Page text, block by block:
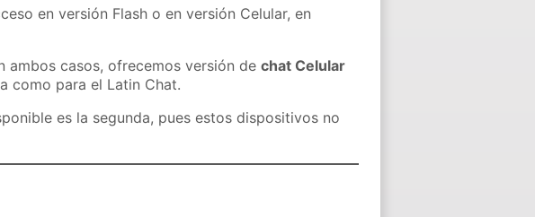
en versión Flash o en versión Celular, en
ambos casos, ofrecemos versión dechat Celular
como para el Latin Chat.
es la segunda, pues estos dispositivos no